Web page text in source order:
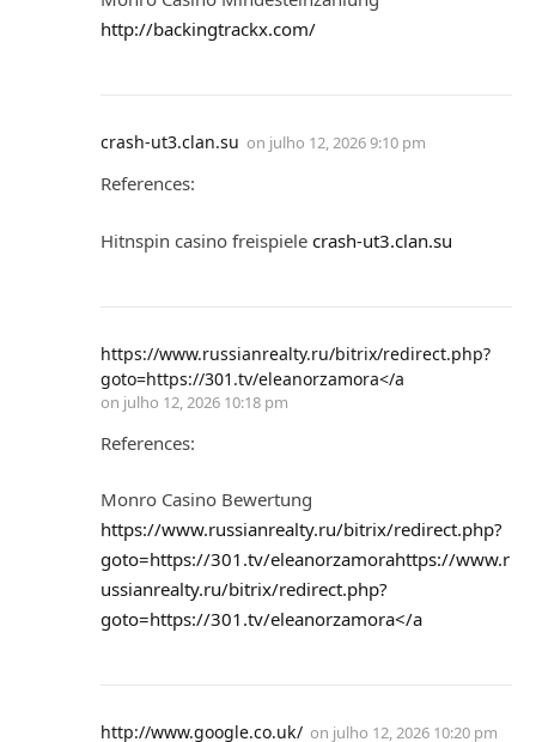
http://backingtrackx.com/
crash-ut3.clan.su on julho 12, 2026 9:10 pm
References:
Hitnspin casino freispiele crash-ut3.clan.su
https://www.russianrealty.ru/bitrix/redirect.php?
goto=https://301.tv/eleanorzamora</a
on julho 12, 2026 10:18 pm
References:
Monro Casino Bewertung
https://www.russianrealty.ru/bitrix/redirect.php?
goto=https://301.tv/eleanorzamorahttps://www.r
ussianrealty.ru/bitrix/redirect.php?
goto=https://301.tv/eleanorzamora</a
http://www.google.co.uk/ on julho 12, 2026 10:20 pm